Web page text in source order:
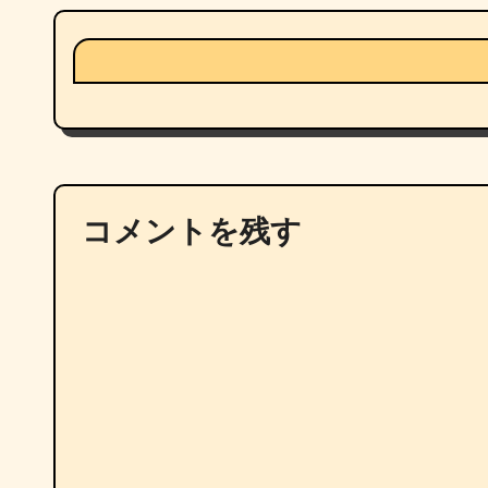
コメントを残す